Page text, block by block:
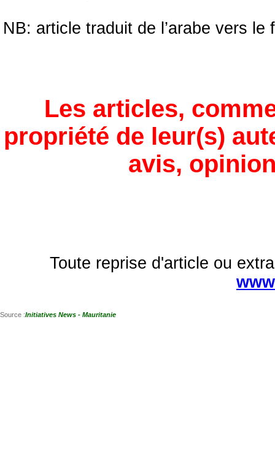
NB: article traduit de l’arabe vers le
Les articles,
propriété de leur(s)
avis,
Toute reprise d'article ou
Source :Initiatives News - Mauritanie